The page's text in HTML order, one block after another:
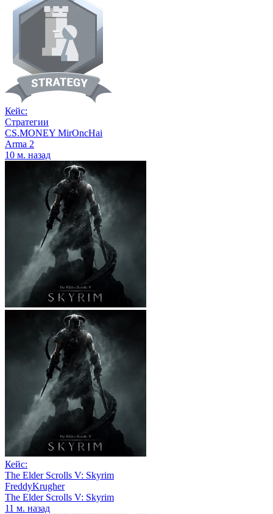
Кейс:
Стратегии
CS.MONEY MirOncHai
Arma 2
10 м. назад
Кейс:
The Elder Scrolls V: Skyrim
FreddyKrugher
The Elder Scrolls V: Skyrim
11 м. назад